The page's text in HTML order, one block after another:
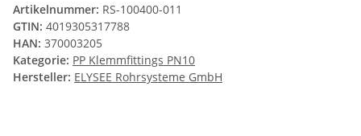
Artikelnummer: RS-100400-011
GTIN: 4019305317788
HAN: 370003205
Kategorie: PP Klemmfittings PN10
Hersteller: ELYSEE Rohrsysteme GmbH